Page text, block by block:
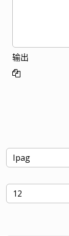
输出